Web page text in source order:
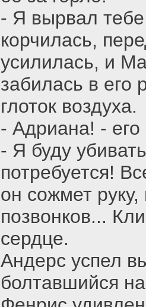
- Я вырвал
корчилась,
усилилась, и
забилась в его
глоток воздуха.
- Адриана! - его
- Я буду
потребуется!
он сожмет руку,
позвонков...
сердце.
Андерс успел
болтавшийся